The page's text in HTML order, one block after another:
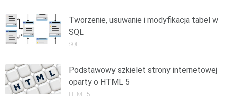
Tworzenie, usuwanie i modyfikacja tabel w
SQL
SQL
Podstawowy szkielet strony internetowej
oparty o HTML 5
HTML 5